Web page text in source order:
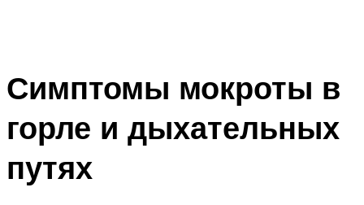
Симптомы мокроты в
горле и дыхательных
путях